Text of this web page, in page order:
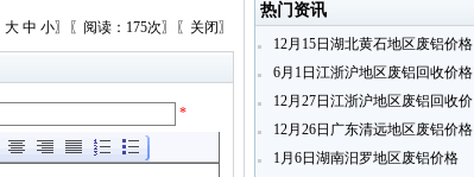
大 中 小〗〖阅读：175次〗〖 关闭〗
*
热门资讯
12月15日湖北黄石地区废铝价格
6月1日江浙沪地区废铝回收价格
12月27日江浙沪地区废铝回收价
12月26日广东清远地区废铝价格
1月6日湖南汨罗地区废铝价格